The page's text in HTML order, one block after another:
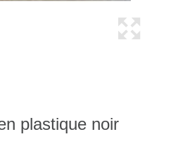
plastique noir